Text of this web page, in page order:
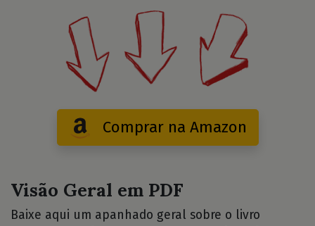
Comprar na Amazon
Visão Geral em PDF
Baixe aqui um apanhado geral sobre o livro